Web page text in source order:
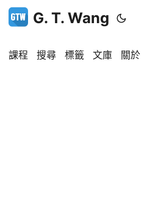
G. T. Wang
課程 搜尋 標籤 文庫 關於